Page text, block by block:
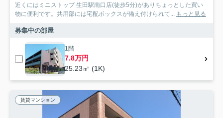
近くにはミニストップ 生田駅南口店(徒歩5分)がありちょっとした買い
物に便利です。共用部には宅配ボックスが備え付けられて... もっと見る
募集中の部屋
1階
7.8万円
25.23㎡ (1K)
賃貸マンション